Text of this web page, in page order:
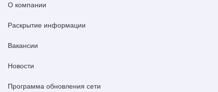
О компании
Раскрытие информации
Вакансии
Новости
Программа обновления сети